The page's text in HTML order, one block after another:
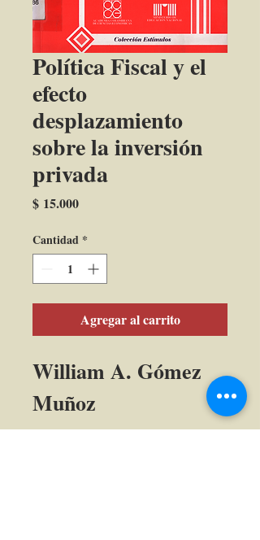
Política Fiscal y el
efecto
desplazamiento
sobre la inversión
privada
$ 15.000Precio
Cantidad *
Agregar al carrito
William A. Gómez
Muñoz